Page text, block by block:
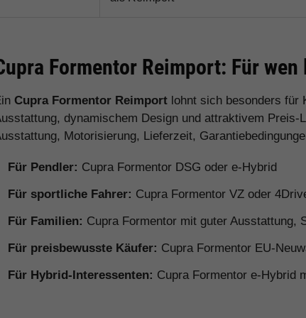
Formentor Reimport: Für
Cupra Formentor Reimport lohnt sich besonders für
dynamischem Design und attraktivem
Motorisierung, Lieferzeit,
Für Pendler: Cupra Formentor DSG oder e-Hybrid
Für sportliche Fahrer: Cupra Formentor VZ oder
Für Familien: Cupra Formentor mit guter Ausstattung,
Für preisbewusste Käufer: Cupra Formentor EU-
Für Hybrid-Interessenten: Cupra Formentor e-Hybrid